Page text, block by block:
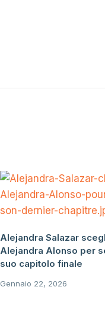
Alejandra Salazar
Alejandra Alonso per
suo capitolo finale
Gennaio 22, 2026